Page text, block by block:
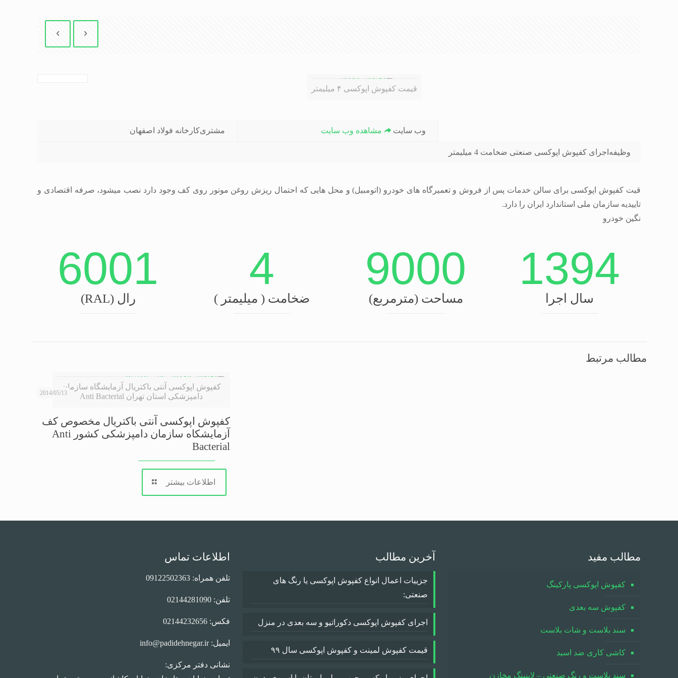
قیمت کفپوش اپوکسی ۴ میلیمتر
مشتریکارخانه فولاد اصفهان وب سایت مشاهده وب سایت
وظیفه اجرای کفپوش اپوکسی صنعتی ضخامت 4 میلیمتر
قیت کفپوش اپوکسی برای سالن خدمات پس از فروش و تعمیرگاه های خودرو (اتومبیل) و محل هایی که احتمال ریزش روغن موتور روی کف وجود دارد نصب میشود، صرفه اقتصادی و
تاییدیه سازمان ملی استاندارد ایران را دارد.
نگین خودرو
6001
رال (RAL)
4
ضخامت ( میلیمتر )
9000
مساحت (مترمربع)
1394
سال اجرا
مطالب مرتبط
کفپوش اپوکسی آنتی باکتریال آزمایشگاه سازمان
دامپزشکی استان تهران Anti Bacterial
2014/05/13
کفپوش اپوکسی آنتی باکتریال مخصوص کف
آزمایشکاه سازمان دامپزشکی کشور Anti
Bacterial
اطلاعات بیشتر
اطلاعات تماس
تلفن همراه: 09122502363
تلفن: 02144281090
فکس: 02144232656
ایمیل: info@padidehnegar.ir
نشانی دفتر مرکزی:
آخرین مطالب
جزییات اعمال انواع کفپوش اپوکسی یا رنگ های
صنعتی:
اجرای کفپوش اپوکسی دکوراتیو و سه بعدی در منزل
قیمت کفپوش لمینت و کفپوش اپوکسی سال ۹۹
مطالب مفید
کفپوش اپوکسی پارکینگ
کفپوش سه بعدی
سند بلاست و شات بلاست
کاشی کاری ضد اسید
سند بلاست و رنگ صنعتی – لاینینگ مخازن